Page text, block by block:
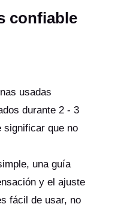
confiable
usadas
durante 2 - 3
significar que no
una guía
y el ajuste
fácil de usar, no